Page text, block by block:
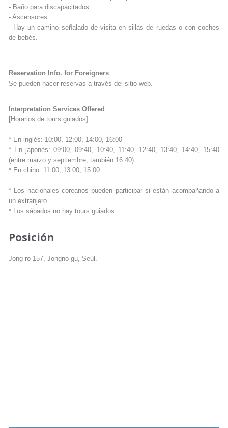
- Baño para discapacitados.
- Ascensores.
- Hay un camino señalado de visita en sillas de ruedas o con coches
de bebés.
Reservation Info. for Foreigners
Se pueden hacer reservas a través del sitio web.
Interpretation Services Offered
[Horarios de tours guiados]
* En inglés: 10:00, 12:00, 14:00, 16:00
* En japonés: 09:00, 09:40, 10:40, 11:40, 12:40, 13:40, 14:40, 15:40
(entre marzo y septiembre, también 16:40)
* En chino: 11:00, 13:00, 15:00
* Los nacionales coreanos pueden participar si están acompañando a
un extranjero.
* Los sábados no hay tours guiados.
Posición
Jong-ro 157, Jongno-gu, Seúl.